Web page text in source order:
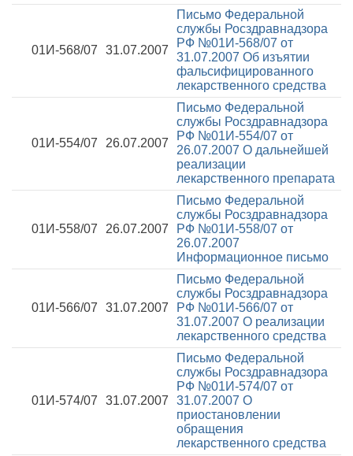
01И-568/07 31.07.2007
Письмо Федеральной
службы Росздравнадзора
РФ №01И-568/07 от
31.07.2007 Об изъятии
фальсифицированного
лекарственного средства
01И-554/07 26.07.2007
Письмо Федеральной
службы Росздравнадзора
РФ №01И-554/07 от
26.07.2007 О дальнейшей
реализации
лекарственного препарата
01И-558/07 26.07.2007
Письмо Федеральной
службы Росздравнадзора
РФ №01И-558/07 от
26.07.2007
Информационное письмо
01И-566/07 31.07.2007
Письмо Федеральной
службы Росздравнадзора
РФ №01И-566/07 от
31.07.2007 О реализации
лекарственного средства
01И-574/07 31.07.2007
Письмо Федеральной
службы Росздравнадзора
РФ №01И-574/07 от
31.07.2007 О
приостановлении
обращения
лекарственного средства